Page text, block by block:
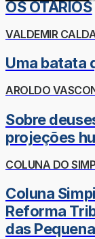
OS OTÁRIOS
VALDEMIR
Uma batata
AROLDO
Sobre
projeções
COLUNA DO
Coluna
Reforma
das